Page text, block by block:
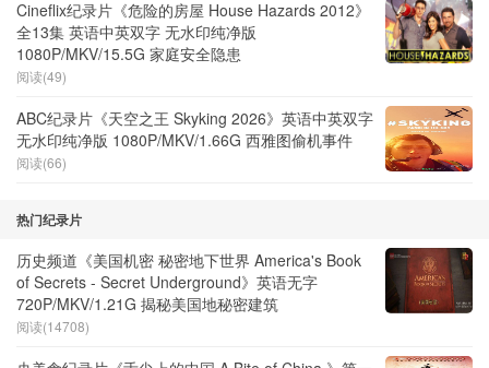
Cineflix纪录片《危险的房屋 House Hazards 2012》
全13集 英语中英双字 无水印纯净版
1080P/MKV/15.5G 家庭安全隐患
阅读(49)
ABC纪录片《天空之王 Skyking 2026》英语中英双字
无水印纯净版 1080P/MKV/1.66G 西雅图偷机事件
阅读(66)
热门纪录片
历史频道《美国机密 秘密地下世界 America's Book
of Secrets - Secret Underground》英语无字
720P/MKV/1.21G 揭秘美国地秘密建筑
阅读(14708)